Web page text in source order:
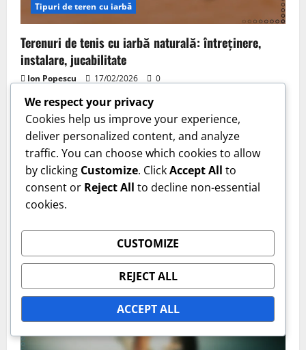
Tipuri de teren cu iarbă
Terenuri de tenis cu iarbă naturală: întreținere,
instalare, jucabilitate
Ion Popescu 17/02/2026 0
Refacerea suprafeței terenului de iarbă: Tehnici,
materiale, frecvență
Ion Popescu 16/02/2026 0
We respect your privacy
Cookies help us improve your experience,
deliver personalized content, and analyze
traffic. You can choose which cookies to allow
by clicking Customize. ClickAccept All to
consent or Reject All to decline non-essential
cookies.
CUSTOMIZE
REJECT ALL
ACCEPT ALL